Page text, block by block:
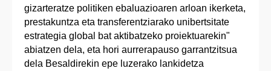
gizarteratze politiken ebaluazioaren arloan ikerketa,
prestakuntza eta transferentziarako unibertsitate
estrategia global bat aktibatzeko proiektuarekin"
abiatzen dela, eta hori aurrerapauso garrantzitsua
dela Besaldirekin epe luzerako lankidetza